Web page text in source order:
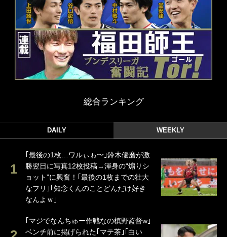
総合ランキング
DAILY WEEKLY
｢最後の1枚…ワルぃゎ〜｣鈴木優磨が激
勝翌日に写真12枚投稿→渾身の“煽りシ
ョット”に興奮！｢最後の1枚までの壮大
なフリ｣｢知念くんのことどんだけ好き
なんよｗ｣
｢マジでなんちゅー作戦なの槙野監督w｣
ベンチ前に掲げられた｢マテ茶｣｢白い